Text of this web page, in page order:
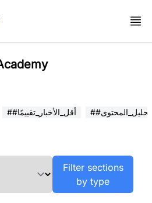
##أقل_الأخبار_تقييمًا ##تحليل_المحتوى
Filter sections
by type